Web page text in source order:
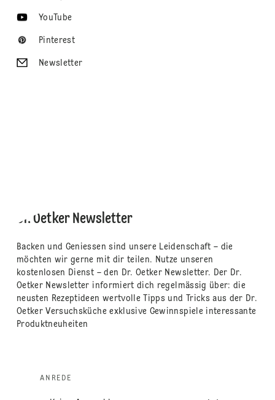
YouTube
Pinterest
Newsletter
Dr. Oetker Newsletter
Backen und Geniessen sind unsere Leidenschaft – die
möchten wir gerne mit dir teilen. Nutze unseren
kostenlosen Dienst – den Dr. Oetker Newsletter. Der Dr.
Oetker Newsletter informiert dich regelmässig über: die
neusten Rezeptideen wertvolle Tipps und Tricks aus der Dr.
Oetker Versuchsküche exklusive Gewinnspiele interessante
Produktneuheiten
ANREDE